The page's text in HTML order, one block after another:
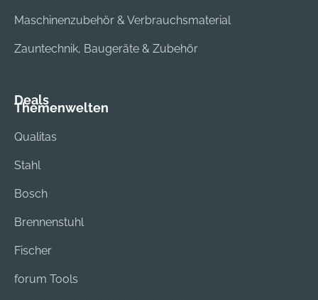
Maschinenzubehör & Verbrauchsmaterial
Zauntechnik, Baugeräte & Zubehör
Deals
Themenwelten
Qualitas
Stahl
Bosch
Brennenstuhl
Fischer
forum Tools